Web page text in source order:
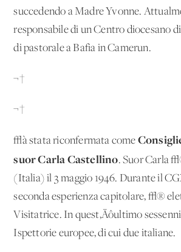
succedendo a Madre Yvonne.
responsabile di un Centro diocesano
di pastorale a Bafia in Camerun.
¬†
¬†
√à stata riconfermata come
suor Carla Castellino. Suor Carla
(Italia) il 3 maggio 1946. Durante il
seconda esperienza capitolare, √®
Visitatrice. In quest‚Äôultimo
Ispettorie europee, di cui due italiane.